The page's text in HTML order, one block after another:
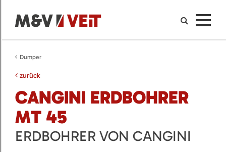
Dumper
zurück
CANGINI ERDBOHRER
MT 45
ERDBOHRER VON CANGINI